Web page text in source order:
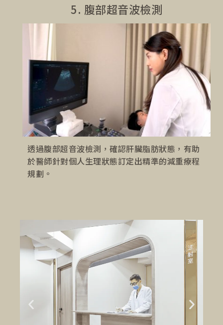
5. 腹部超音波檢測
透過腹部超音波檢測，確認肝臟脂肪狀態，有助
於醫師針對個人生理狀態訂定出精準的減重療程
規劃。